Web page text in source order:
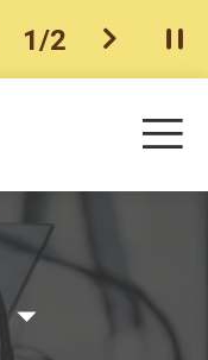
上一个
1/2 下一个开
目